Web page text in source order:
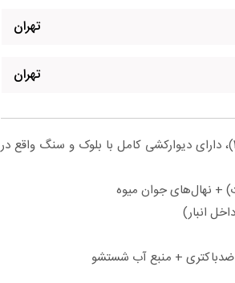
تهران
تهران
یک قطعه باغچه‌ ۶۰۰ متری (۲۰×۳۰)، دارای دیوارکشی کامل با بلوک و سنگ واقع در
+ نهال‌های جوان میوه